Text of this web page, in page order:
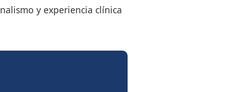
y experiencia clínica